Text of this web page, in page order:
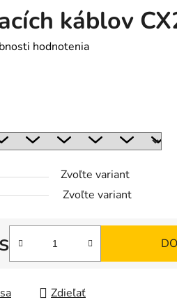
káblov
hodnotenia
Zvoľte variant
Zvoľte variant
Zdieľať